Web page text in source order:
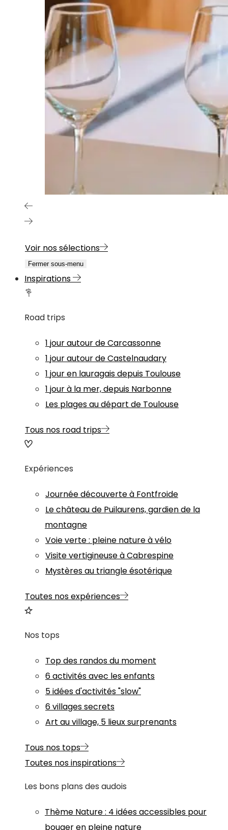
Voir nos sélections
Fermer sous-menu
Inspirations
Road trips
1 jour autour de Carcassonne
1 jour autour de Castelnaudary
1 jour en lauragais depuis Toulouse
1 jour à la mer, depuis Narbonne
Les plages au départ de Toulouse
Tous nos road trips
Expériences
Journée découverte à Fontfroide
Le château de Puilaurens, gardien de la
montagne
Voie verte : pleine nature à vélo
Visite vertigineuse à Cabrespine
Mystères au triangle ésotérique
Toutes nos expériences
Nos tops
Top des randos du moment
6 activités avec les enfants
5 idées d'activités "slow"
6 villages secrets
Art au village, 5 lieux surprenants
Tous nos tops
Toutes nos inspirations
Les bons plans des audois
Thème Nature: 4 idées accessibles pour
bouger en pleine nature